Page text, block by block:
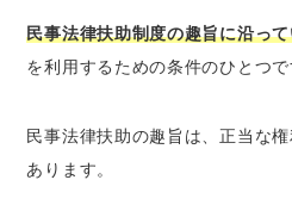
民事法律扶助制度の趣旨に沿っ
を利用するための条件のひとつで
民事法律扶助の趣旨は、正当な
あります。